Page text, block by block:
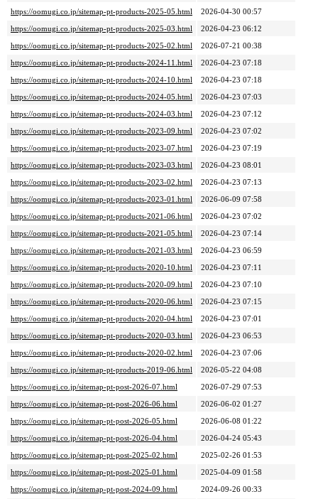
https://oomugi.co.jp/sitemap-pt-products-2025-05.html
2026-04-30 00:57
https://oomugi.co.jp/sitemap-pt-products-2025-03.html
2026-04-23 06:12
https://oomugi.co.jp/sitemap-pt-products-2025-02.html
2026-07-21 00:38
https://oomugi.co.jp/sitemap-pt-products-2024-11.html
2026-04-23 07:18
https://oomugi.co.jp/sitemap-pt-products-2024-10.html
2026-04-23 07:18
https://oomugi.co.jp/sitemap-pt-products-2024-05.html
2026-04-23 07:03
https://oomugi.co.jp/sitemap-pt-products-2024-03.html
2026-04-23 07:12
https://oomugi.co.jp/sitemap-pt-products-2023-09.html
2026-04-23 07:02
https://oomugi.co.jp/sitemap-pt-products-2023-07.html
2026-04-23 07:19
https://oomugi.co.jp/sitemap-pt-products-2023-03.html
2026-04-23 08:01
https://oomugi.co.jp/sitemap-pt-products-2023-02.html
2026-04-23 07:13
https://oomugi.co.jp/sitemap-pt-products-2023-01.html
2026-06-09 07:58
https://oomugi.co.jp/sitemap-pt-products-2021-06.html
2026-04-23 07:02
https://oomugi.co.jp/sitemap-pt-products-2021-05.html
2026-04-23 07:14
https://oomugi.co.jp/sitemap-pt-products-2021-03.html
2026-04-23 06:59
https://oomugi.co.jp/sitemap-pt-products-2020-10.html
2026-04-23 07:11
https://oomugi.co.jp/sitemap-pt-products-2020-09.html
2026-04-23 07:10
https://oomugi.co.jp/sitemap-pt-products-2020-06.html
2026-04-23 07:15
https://oomugi.co.jp/sitemap-pt-products-2020-04.html
2026-04-23 07:01
https://oomugi.co.jp/sitemap-pt-products-2020-03.html
2026-04-23 06:53
https://oomugi.co.jp/sitemap-pt-products-2020-02.html
2026-04-23 07:06
https://oomugi.co.jp/sitemap-pt-products-2019-06.html
2026-05-22 04:08
https://oomugi.co.jp/sitemap-pt-post-2026-07.html
2026-07-29 07:53
https://oomugi.co.jp/sitemap-pt-post-2026-06.html
2026-06-02 01:27
https://oomugi.co.jp/sitemap-pt-post-2026-05.html
2026-06-08 01:22
https://oomugi.co.jp/sitemap-pt-post-2026-04.html
2026-04-24 05:43
https://oomugi.co.jp/sitemap-pt-post-2025-02.html
2025-02-26 01:53
https://oomugi.co.jp/sitemap-pt-post-2025-01.html
2025-04-09 01:58
https://oomugi.co.jp/sitemap-pt-post-2024-09.html
2024-09-26 00:33